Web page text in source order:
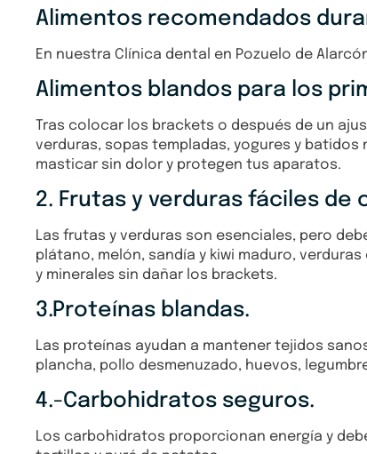
Alimentos recomendados
En nuestra Clínica dental en Pozuelo de
Alimentos blandos para los
Tras colocar los brackets o después de un
verduras, sopas templadas, yogures y
masticar sin dolor y protegen tus aparatos.
2. Frutas y verduras fáciles de
Las frutas y verduras son esenciales, pero
plátano, melón, sandía y kiwi maduro,
y minerales sin dañar los brackets.
3.Proteínas blandas.
Las proteínas ayudan a mantener tejidos
plancha, pollo desmenuzado, huevos,
4.-Carbohidratos seguros.
Los carbohidratos proporcionan energía y